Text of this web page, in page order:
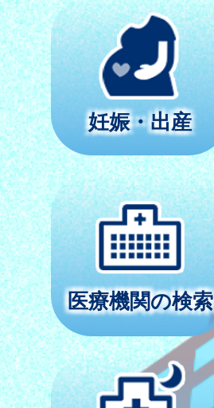
妊娠・出産
医療機関の検索